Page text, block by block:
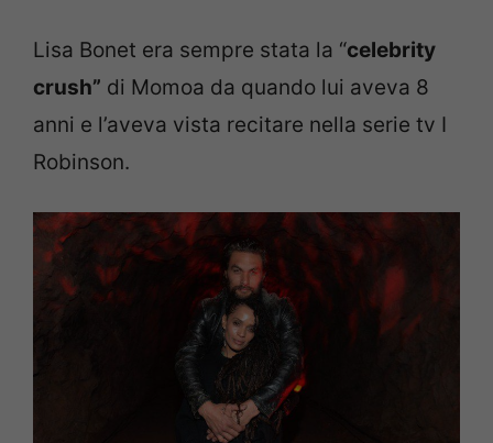
Lisa Bonet era sempre stata la “celebrity
crush” di Momoa da quando lui aveva 8
anni e l’aveva vista recitare nella serie tv I
Robinson.